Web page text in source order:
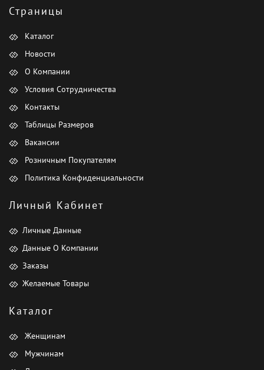
Страницы
Каталог
Новости
О Компании
Условия Сотрудничества
Контакты
Таблицы Размеров
Вакансии
Розничным Покупателям
Политика Конфиденциальности
Личный Кабинет
Личные Данные
Данные О Компании
Заказы
Желаемые Товары
Каталог
Женщинам
Мужчинам